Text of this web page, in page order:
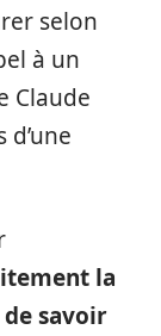
selon
à un
Claude
d’une
la
savoir